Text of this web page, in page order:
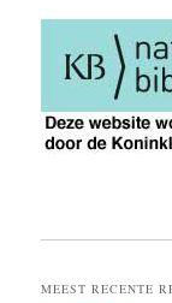
MEEST RECENTE